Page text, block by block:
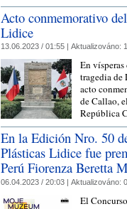
Acto conmemorativo
Lidice
13.06.2023 / 01:55 | Aktualizováno:
En
tragedia de
acto
de Callao,
República
En la Edición Nro. 50
Plásticas Lidice fue
Perú Fiorenza Beretta
06.04.2023 / 20:03 | Aktualizováno:
El